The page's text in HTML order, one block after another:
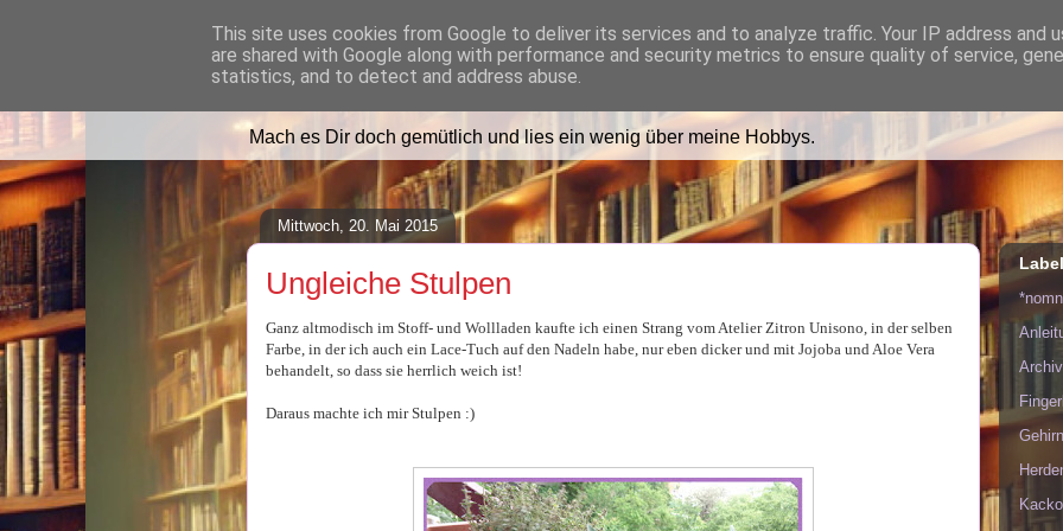
Lilafusselfee lädt Dich in ihr Wohnzimmer
Mach es Dir doch gemütlich und lies ein wenig über meine Hobbys.
Mittwoch, 20. Mai 2015
Ungleiche Stulpen
Ganz altmodisch im Stoff- und Wollladen kaufte ich einen Strang vom Atelier Zitron Unisono, in der selben
Farbe, in der ich auch ein Lace-Tuch auf den Nadeln habe, nur eben dicker und mit Jojoba und Aloe Vera
behandelt, so dass sie herrlich weich ist!
Daraus machte ich mir Stulpen :)
Archiv
This site uses cookies from Google to deliver its services and to analyze traffic. Your IP address and
are shared with Google along with performance and security metrics to ensure quality of service,
statistics, and to detect and address abuse.